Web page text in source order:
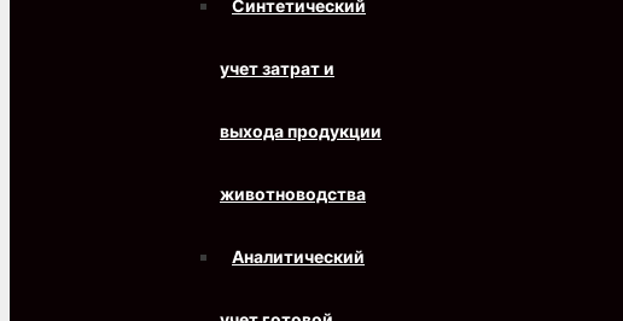
Синтетический
учет затрат и
выхода продукции
животноводства
Аналитический